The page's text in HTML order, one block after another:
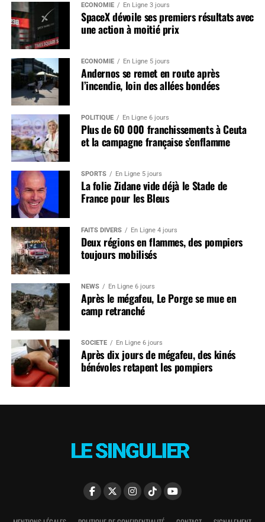
ÉCONOMIE En Ligne 3 jours
SpaceX dévoile ses premiers résultats avec
une action à moitié prix
ÉCONOMIE En Ligne 5 jours
Andernos se remet en route après
l’incendie, loin des allées bondées
POLITIQUE En Ligne 6 jours
Plus de 60 000 franchissements à Ceuta
et la campagne française s’enflamme
SPORTS En Ligne 5 jours
La folie Zidane vide déjà le Stade de
France pour les Bleus
FAITS DIVERS En Ligne 4 jours
Deux régions en flammes, des pompiers
toujours mobilisés
NEWS En Ligne 6 jours
Après le mégafeu, Le Porge se mue en
camp retranché
SOCIÉTÉ En Ligne 6 jours
Après dix jours de mégafeu, des kinés
bénévoles retapent les pompiers